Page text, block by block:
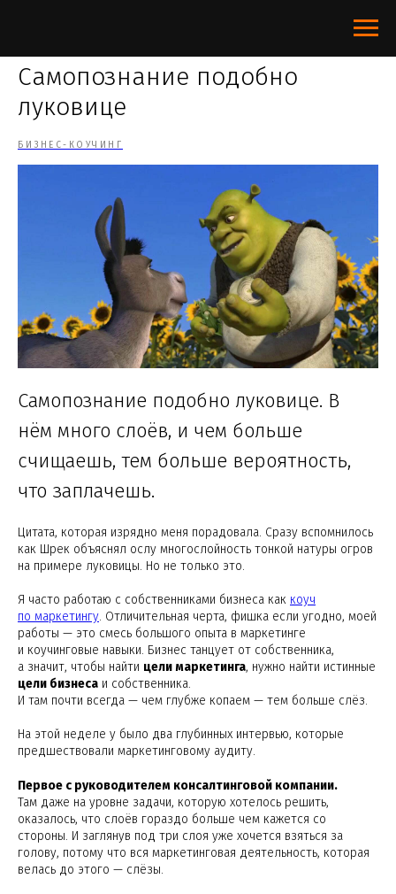
Самопознание подобно
луковице
БИЗНЕС-КОУЧИНГ
Самопознание подобно луковице. В
нём много слоёв, и чем больше
счищаешь, тем больше вероятность,
что заплачешь.
Цитата, которая изрядно меня порадовала. Сразу вспомнилось
как Шрек объяснял ослу многослойность тонкой натуры огров
на примере луковицы. Но не только это.
Я часто работаю с собственниками бизнеса как коуч
по маркетингу. Отличительная черта, фишка если угодно, моей
работы — это смесь большого опыта в маркетинге
и коучинговые навыки. Бизнес танцует от собственника,
а значит, чтобы найти цели маркетинга, нужно найти истинные
цели бизнеса и собственника.
И там почти всегда — чем глубже копаем — тем больше слёз.
На этой неделе у было два глубинных интервью, которые
предшествовали маркетинговому аудиту.
Первое с руководителем консалтинговой компании.
Там даже на уровне задачи, которую хотелось решить,
оказалось, что слоёв гораздо больше чем кажется со
стороны. И заглянув под три слоя уже хочется взяться за
голову, потому что вся маркетинговая деятельность, которая
велась до этого — слёзы.